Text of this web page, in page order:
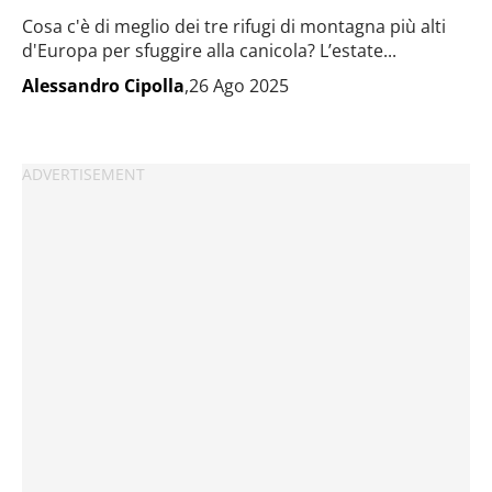
Cosa c'è di meglio dei tre rifugi di montagna più alti
d'Europa per sfuggire alla canicola? L’estate...
Alessandro Cipolla,26 Ago 2025